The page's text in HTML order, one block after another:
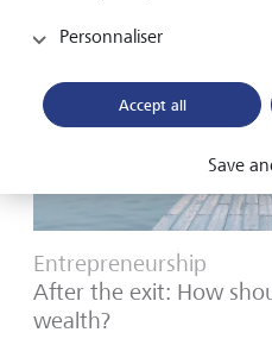
Entrepreneurship
After the exit: How
wealth?
Personnaliser
Accept all
Save